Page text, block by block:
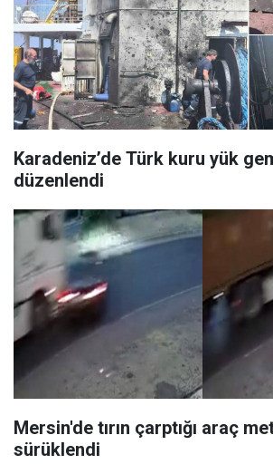
Karadeniz’de Türk kuru yük
düzenlendi
Mersin'de tırın çarptığı araç
sürüklendi